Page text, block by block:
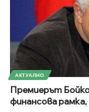
АКТУАЛНО
Премиерът
финансова рамка,